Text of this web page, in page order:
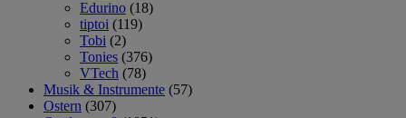
Edurino (18)
tiptoi (119)
Tobi (2)
Tonies (376)
VTech (78)
Musik & Instrumente (57)
Ostern (307)